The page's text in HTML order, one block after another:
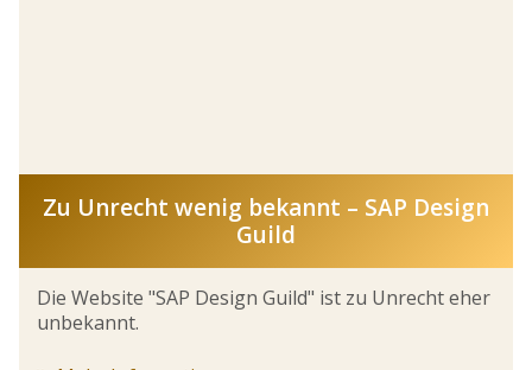
Zu Unrecht wenig bekannt – SAP Design
Guild
Die Website "SAP Design Guild" ist zu Unrecht eher
unbekannt.